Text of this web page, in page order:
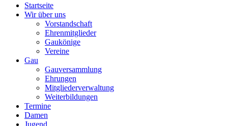
Startseite
Wir über uns
Vorstandschaft
Ehrenmitglieder
Gaukönige
Vereine
Gau
Gauversammlung
Ehrungen
Mitgliederverwaltung
Weiterbildungen
Termine
Damen
Jugend